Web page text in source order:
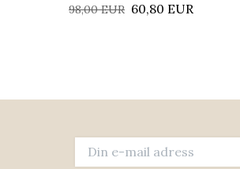
98,00 EUR 60,80 EUR